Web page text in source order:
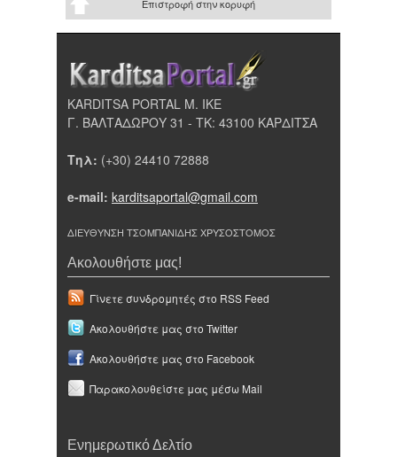
Επιστροφή στην κορυφή
KARDITSA PORTAL Μ. ΙΚΕ
Γ. ΒΑΛΤΑΔΩΡΟΥ 31 - ΤΚ: 43100 ΚΑΡΔΙΤΣΑ
Τηλ: (+30) 24410 72888
e-mail: karditsaportal@gmail.com
ΔΙΕΥΘΥΝΣΗ ΤΣΟΜΠΑΝΙΔΗΣ ΧΡΥΣΟΣΤΟΜΟΣ
Ακολουθήστε μας!
Γίνετε συνδρομητές στο RSS Feed
Ακολουθήστε μας στο Twitter
Ακολουθήστε μας στο Facebook
Παρακολουθείστε μας μέσω Mail
Ενημερωτικό Δελτίο